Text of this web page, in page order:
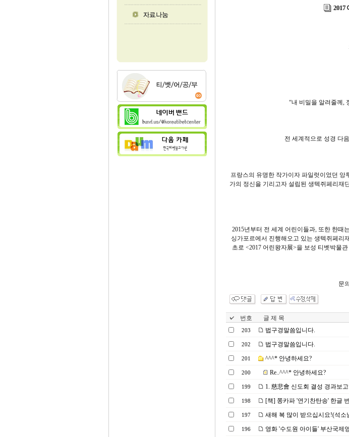
2017
<
전시
“내 비밀을 알려줄께,
전 세계적으로 성경 다
프랑스의 유명한 작가이자 파일럿이었던
가의 정신을 기리고자 설립된 생텍쥐페리재
2015년부터 전 세계 어린이들과, 또한 한때
싱가포르에서 진행해오고 있는 생텍쥐페리
초로 <2017 어린왕자展>을 보성 티벳박물
문
번호 글 제 목
203 법구경말씀입니다.
202 법구경말씀입니다.
201 ^^^* 안녕하세요?
200 Re..^^^* 안녕하세요?
199 1. 慈悲會 신도회 결성 경과보
198 [책] 쫑카파 '연기찬탄송' 한글
197 새해 복 많이 받으십시요!(석소
196 영화 '수도원 아이들' 부산국제